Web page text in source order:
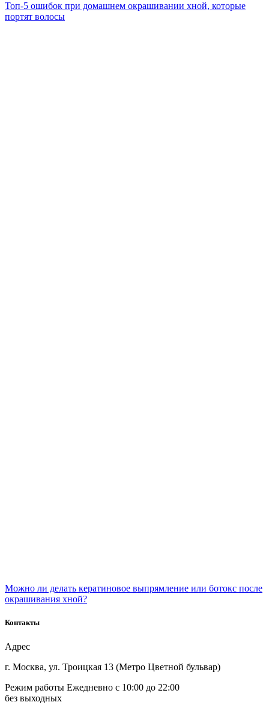
Топ-5 ошибок при домашнем окрашивании хной, которые
портят волосы
Можно ли делать кератиновое выпрямление или ботокс после
окрашивания хной?
Контакты
Адрес
г. Москва, ул. Троицкая 13 (Метро Цветной бульвар)
Режим работы Ежедневно с 10:00 до 22:00
без выходных